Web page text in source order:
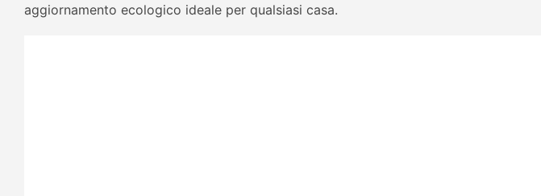
aggiornamento ecologico ideale per qualsiasi casa.